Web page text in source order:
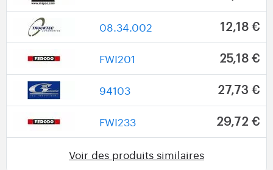
08.34.002 12,18 €
FWI201 25,18 €
94103 27,73 €
FWI233 29,72 €
Voir des produits similaires